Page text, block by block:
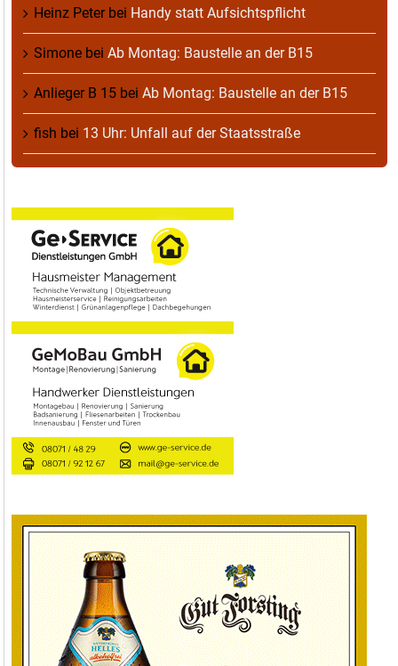
Heinz Peterbei Handy statt Aufsichtspflicht
Simone bei Ab Montag: Baustelle an der B15
Anlieger B 15 bei Ab Montag: Baustelle an der B15
fish bei 13 Uhr: Unfall auf der Staatsstraße